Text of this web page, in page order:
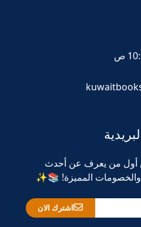
أول من يعرف عن أحدث
والخصومات المميزة! 📚✨
اشترك الان